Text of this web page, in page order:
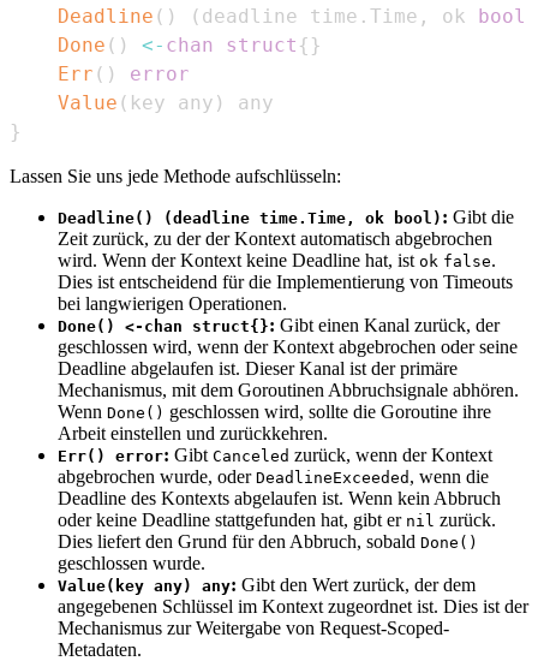
Deadline ( ) ( deadline time . Time , ok bool
Done ( ) <- chan struct { }
Err ( )
error
Value ( key any )
}
Lassen Sie uns jede Methode aufschlüsseln:
Deadline() (deadline time.Time, ok bool) : Gibt die
Zeit zurück, zu der der Kontext automatisch abgebrochen
wird. Wenn der Kontext keine Deadline hat, ist ok false.
Dies ist entscheidend für die Implementierung von Timeouts
bei langwierigen Operationen.
Done() <-chan struct{}: Gibt einen Kanal zurück, der
geschlossen wird, wenn der Kontext abgebrochen oder seine
Deadline abgelaufen ist. Dieser Kanal ist der primäre
Mechanismus, mit dem Goroutinen Abbruchsignale abhören.
Wenn Done() geschlossen wird, sollte die Goroutine ihre
Arbeit einstellen und zurückkehren.
Err() error: Gibt Canceled zurück, wenn der Kontext
abgebrochen wurde, oder DeadlineExceeded , wenn die
Deadline des Kontexts abgelaufen ist. Wenn kein Abbruch
oder keine Deadline stattgefunden hat, gibt er nil zurück.
Dies liefert den Grund für den Abbruch, sobald Done()
geschlossen wurde.
Value(key any) any: Gibt den Wert zurück, der dem
angegebenen Schlüssel im Kontext zugeordnet ist. Dies ist der
Mechanismus zur Weitergabe von Request-Scoped-
Metadaten.